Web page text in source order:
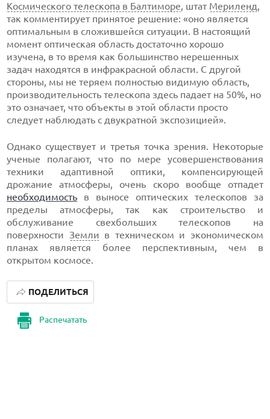
Космического телескопа в Балтиморе, штат Мериленд,
так комментирует принятое решение: «оно является
оптимальным в сложившейся ситуации. В настоящий
момент оптическая область достаточно хорошо
изучена, в то время как большинство нерешенных
задач находятся в инфракрасной области. С другой
стороны, мы не теряем полностью видимую область,
производительность телескопа здесь падает на 50%, но
это означает, что объекты в этой области просто
следует наблюдать с двукратной экспозицией».
Однако существует и третья точка зрения. Некоторые
ученые полагают, что по мере усовершенствования
техники адаптивной оптики, компенсирующей
дрожание атмосферы, очень скоро вообще отпадет
необходимость в выносе оптических телескопов за
пределы атмосферы, так как строительство и
обслуживание свехбольших телескопов на
поверхности Земли в техническом и экономическом
планах является более перспективным, чем в
открытом космосе.
Распечатать
ПОДЕЛИТЬСЯ